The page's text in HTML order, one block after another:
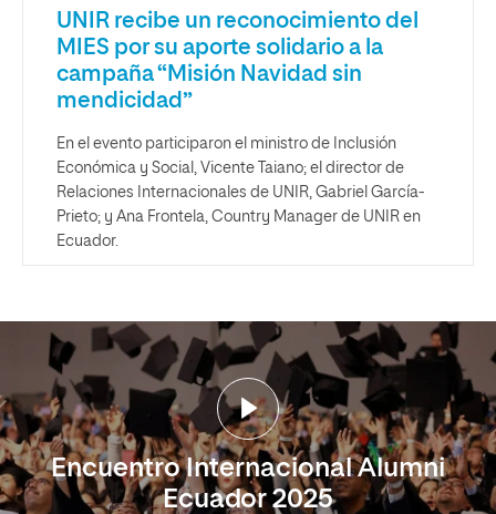
UNIR recibe un reconocimiento del
MIES por su aporte solidario a la
campaña “Misión Navidad sin
mendicidad”
En el evento participaron el ministro de Inclusión
Económica y Social, Vicente Taiano; el director de
Relaciones Internacionales de UNIR, Gabriel García-
Prieto; y Ana Frontela, Country Manager de UNIR en
Ecuador.
Encuentro Internacional Alumni
Ecuador 2025